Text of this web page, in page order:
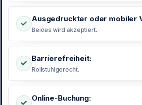
Ausgedruckter oder mobiler
Beides wird akzeptiert.
Barrierefreiheit:
Rollstuhlgerecht.
Online-Buchung: